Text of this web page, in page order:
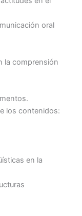
oral
la comprensión
los contenidos:
en la